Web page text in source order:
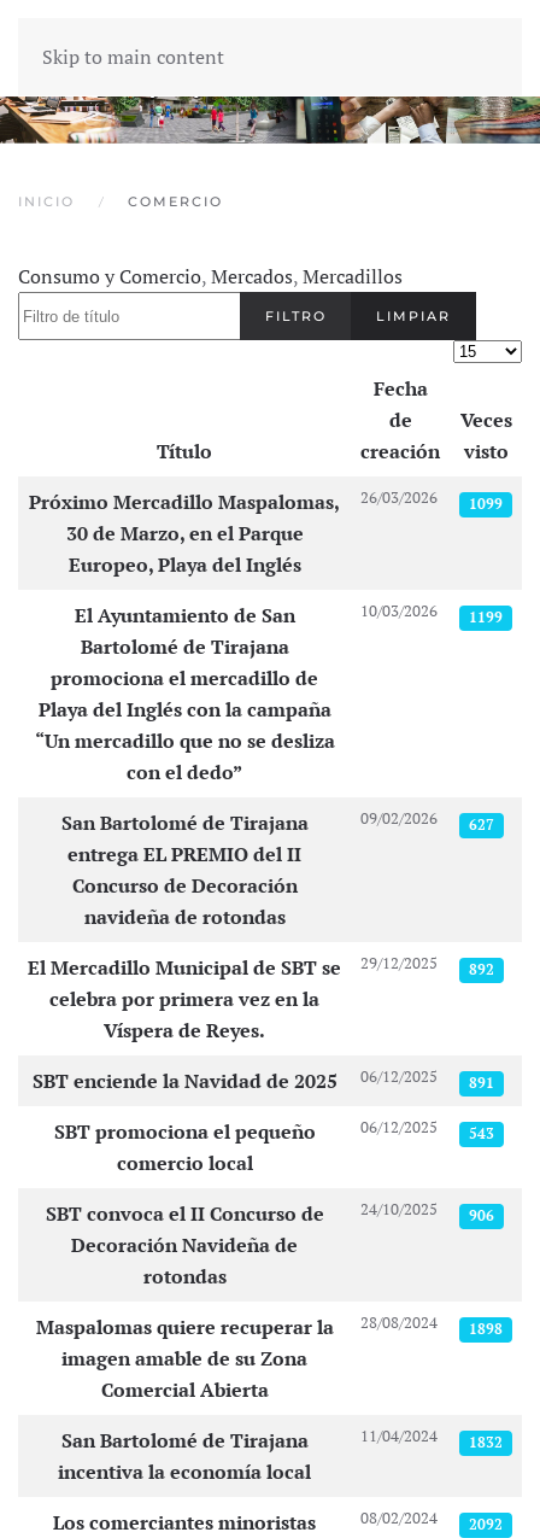
Skip to main content
INICIO COMERCIO
Consumo y Comercio,Mercados,Mercadillos
Filtro de título
FILTRO LIMPIAR
Cantidad
Artículos
Título
Fecha
de
creación
Veces
visto
Próximo Mercadillo Maspalomas,
30 de Marzo, en el Parque
Europeo, Playa del Inglés
26/03/2026 1099
El Ayuntamiento de San
Bartolomé de Tirajana
promociona el mercadillo de
Playa del Inglés con la campaña
“Un mercadillo que no se desliza
con el dedo”
10/03/2026 1199
San Bartolomé de Tirajana
entrega EL PREMIO del II
Concurso de Decoración
navideña de rotondas
09/02/2026 627
El Mercadillo Municipal de SBT se
celebra por primera vez en la
Víspera de Reyes.
29/12/2025 892
SBT enciende la Navidad de 2025 06/12/2025 891
SBT promociona el pequeño
comercio local
06/12/2025 543
SBT convoca el II Concurso de
Decoración Navideña de
rotondas
24/10/2025 906
Maspalomas quiere recuperar la
imagen amable de su Zona
Comercial Abierta
28/08/2024 1898
San Bartolomé de Tirajana
incentiva la economía local
11/04/2024 1832
Los comerciantes minoristas
08/02/2024 2092